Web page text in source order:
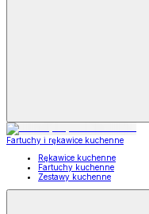
Fartuchy i rękawice kuchenne
Rękawice kuchenne
Fartuchy kuchenne
Zestawy kuchenne